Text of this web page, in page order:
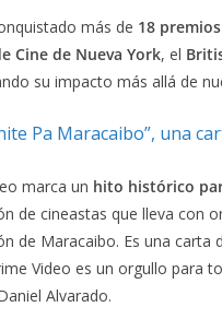
más de 18
Cine de Nueva York, el
su impacto más allá de
marca un hito histórico
de cineastas que lleva con
de Maracaibo. Es una
Video es un orgullo para
Alvarado.